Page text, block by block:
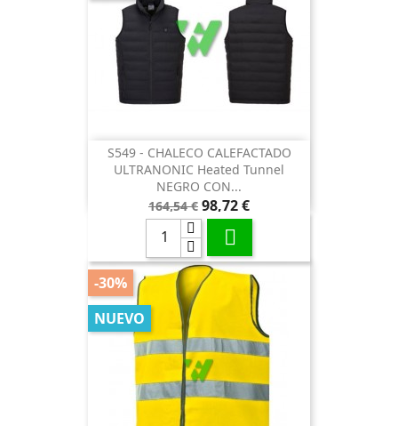
S549 - CHALECO CALEFACTADO
ULTRANONIC Heated Tunnel
NEGRO CON...
Precio
base
164,54 € Precio
98,72 €

-30%
NUEVO